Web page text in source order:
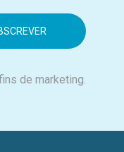
de marketing.